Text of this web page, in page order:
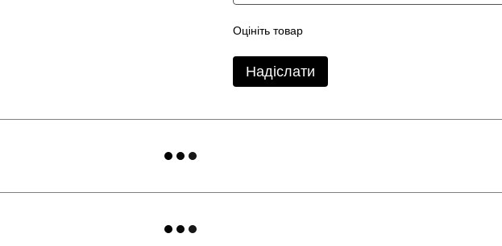
Оцініть товар
Надіслати